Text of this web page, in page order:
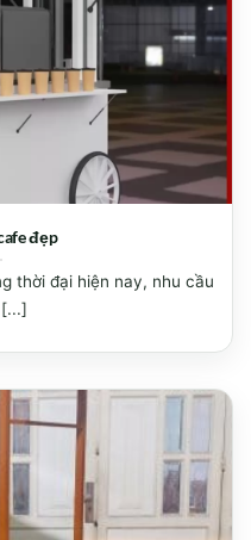
đẹp
thời đại hiện nay, nhu cầu